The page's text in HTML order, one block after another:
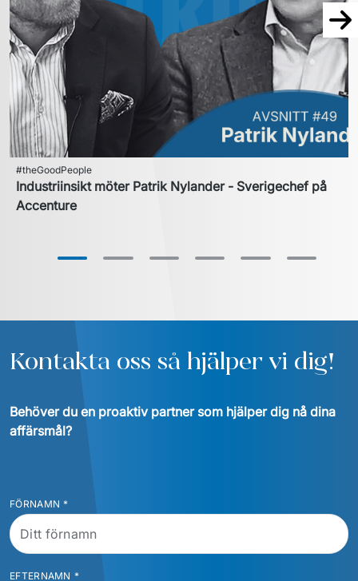
#theGoodPeople
Industriinsikt möter Patrik Nylander - Sverigechef på
Accenture
Kontakta oss så hjälper vi dig!
Behöver du en proaktiv partner som hjälper dig nå dina
affärsmål?
FÖRNAMN *
EFTERNAMN *